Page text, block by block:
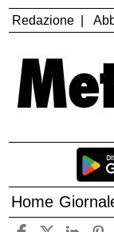
Redazione
Home